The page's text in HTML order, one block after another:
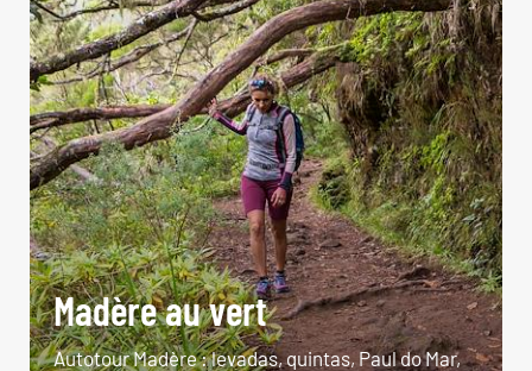
Madère au vert
Autotour Madère : levadas, quintas, Paul do Mar,